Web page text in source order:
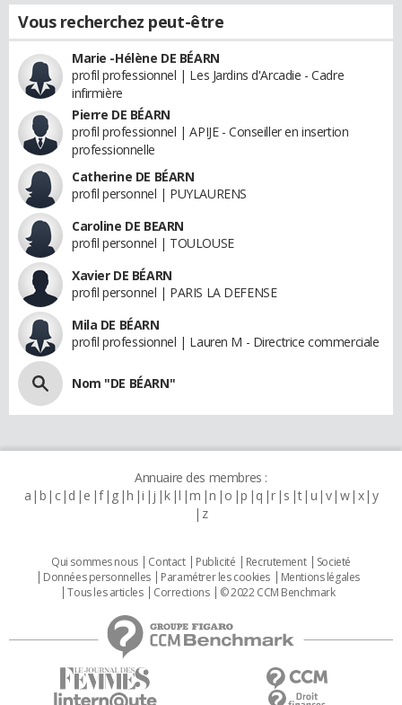
Vous recherchez peut-être
Marie -Hélène DE BÉARN
profil professionnel | Les Jardins d'Arcadie - Cadre
infirmière
Pierre DE BÉARN
profil professionnel | APIJE - Conseiller en insertion
professionnelle
Catherine DE BÉARN
profil personnel | PUYLAURENS
Caroline DE BEARN
profil personnel | TOULOUSE
Xavier DE BÉARN
profil personnel | PARIS LA DEFENSE
Mila DE BÉARN
profil professionnel | Lauren M - Directrice commerciale
Nom "DE BÉARN"
Annuaire des membres :
a b c d e f g h i j k l m n o p q r s t u v w x y
z
Qui sommes nous Contact Publicité Recrutement
Societé
Données personnelles
Paramétrer les cookies
Mentions légales
Tous les articles
Corrections © 2022 CCM Benchmark